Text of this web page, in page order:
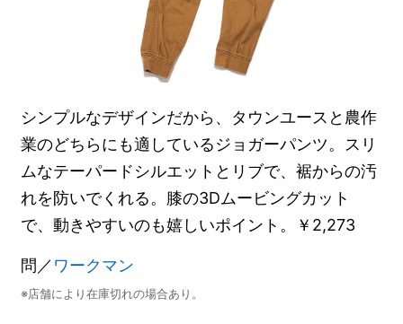
シンプルなデザインだから、タウンユースと農作
業のどちらにも適しているジョガーパンツ。スリ
ムなテーパードシルエットとリブで、裾からの汚
れを防いでくれる。膝の3Dムービングカット
で、動きやすいのも嬉しいポイント。￥2,273
問／ ワークマン
※店舗により在庫切れの場合あり。